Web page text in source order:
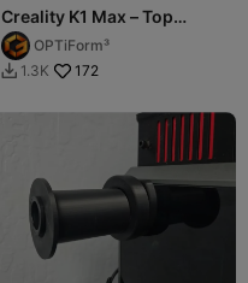
Creality K1 Max – Top
Spool Filament Holder
OPTiForm³
 1.3K 172